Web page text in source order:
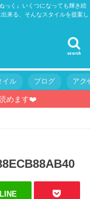
っく』いくつになっても輝き続
来る、そんなスタイルを提案し
search
イル ブログ アク
めます❤️
LINE